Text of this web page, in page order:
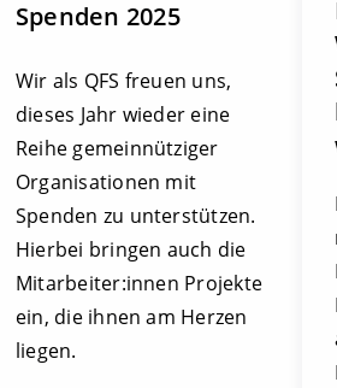
Spenden 2025
Wir als QFS freuen uns,
dieses Jahr wieder eine
Reihe gemeinnütziger
Organisationen mit
Spenden zu unterstützen.
Hierbei bringen auch die
Mitarbeiter:innen Projekte
ein, die ihnen am Herzen
liegen.